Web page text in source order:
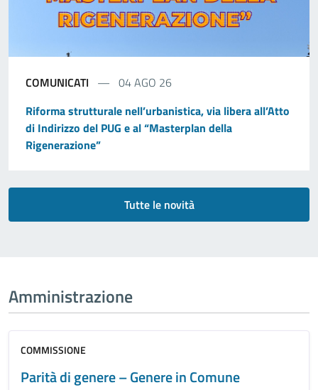
COMUNICATI
04 AGO 26
Riforma strutturale nell’urbanistica, via libera all’Atto
di Indirizzo del PUG e al “Masterplan della
Rigenerazione”
Tutte le novità
Amministrazione
COMMISSIONE
Parità di genere – Genere in Comune